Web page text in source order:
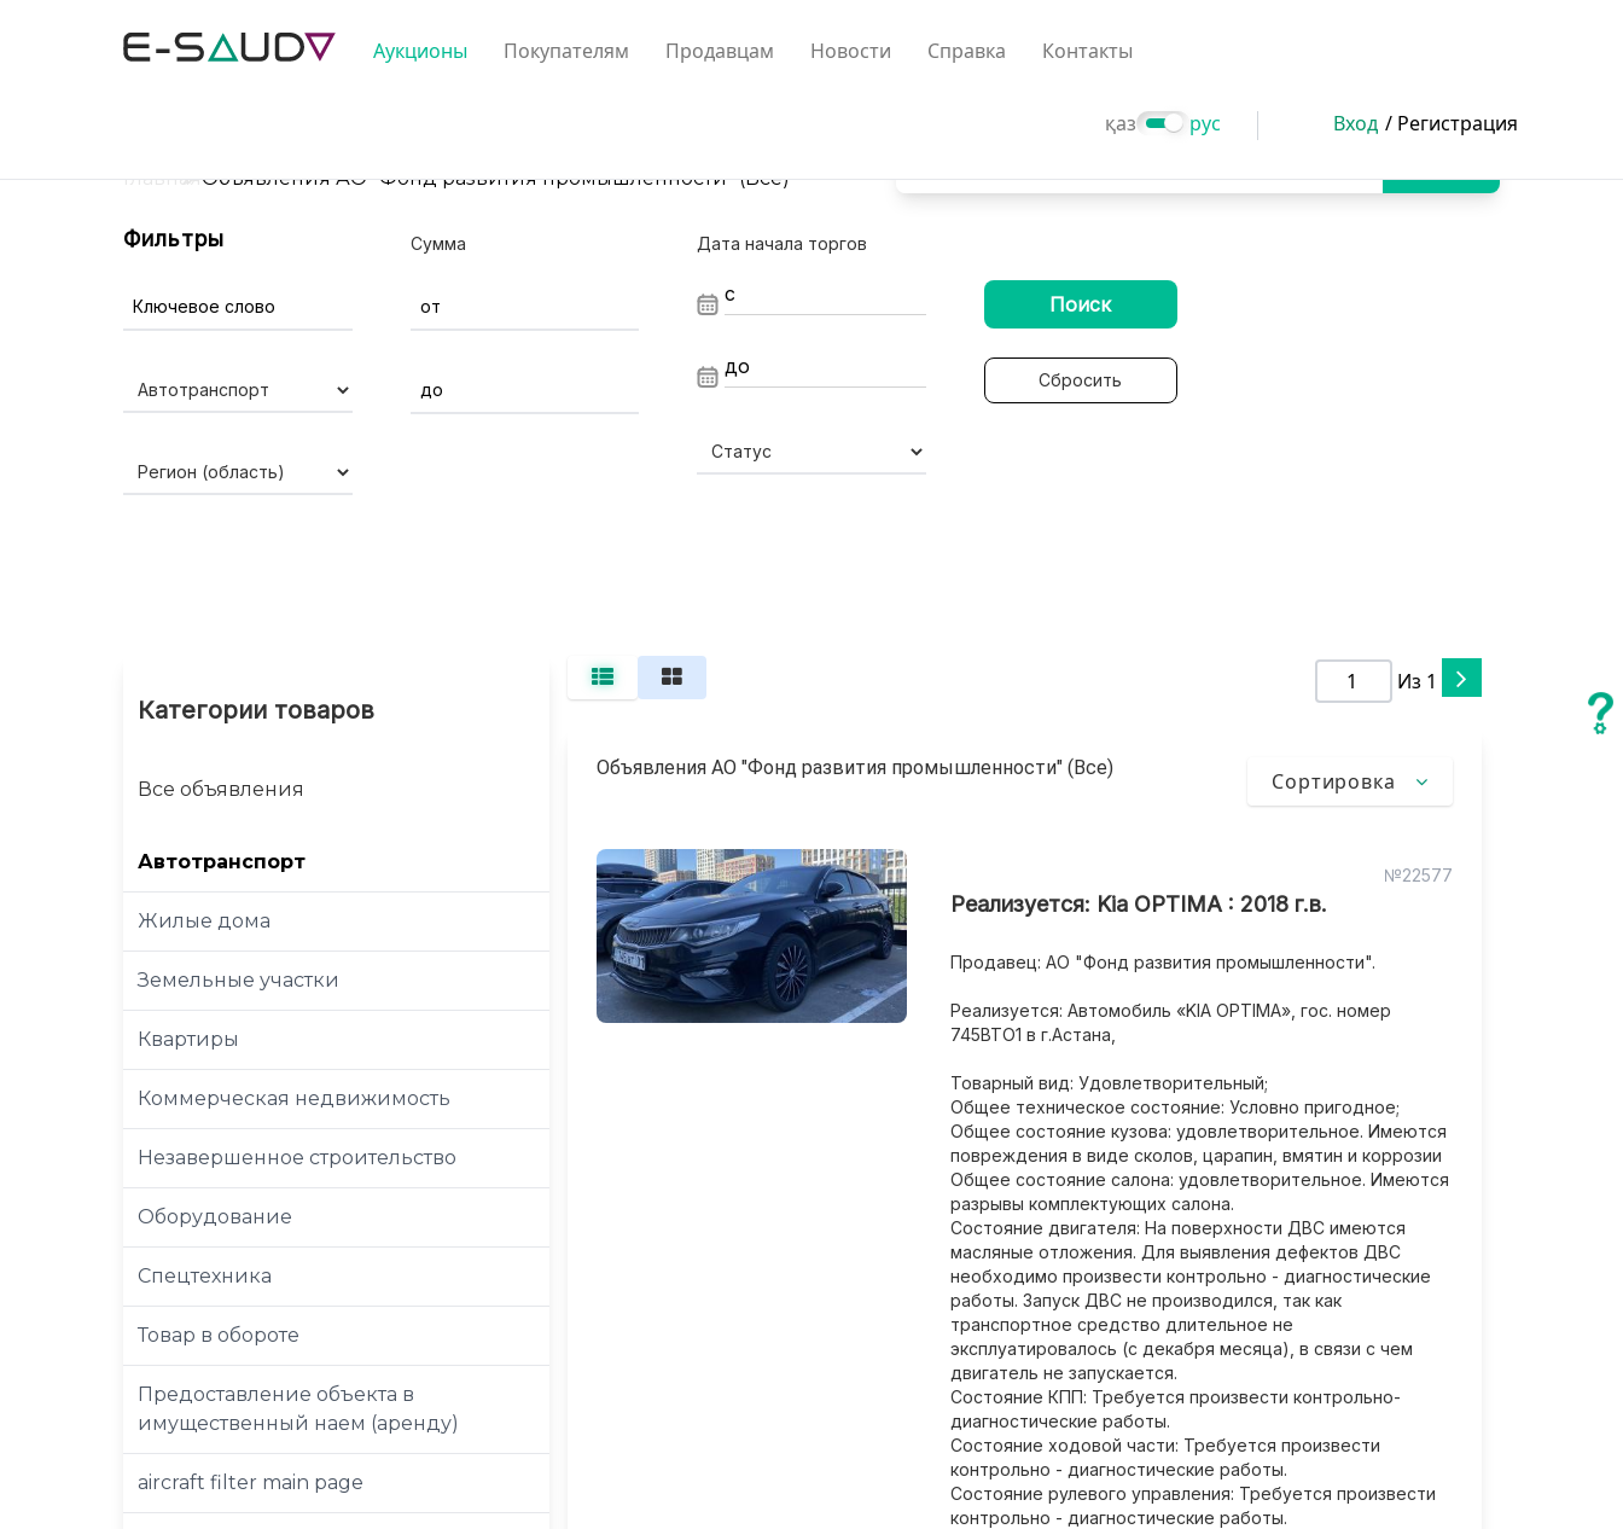
Аукционы Покупателям Продавцам Новости Справка Контакты
қаз рус Вход / Регистрация
ГлавнаяОбъявления АО "Фонд развития промышленности" (Все)
Фильтры Сумма Дата начала торгов
Поиск
Сбросить
Категории товаров
Все объявления
Автотранспорт
Жилые дома
Земельные участки
Квартиры
Коммерческая недвижимость
Незавершенное строительство
Оборудование
Спецтехника
Товар в обороте
Предоставление объекта в
имущественный наем (аренду)
aircraft filter main page
Из 1
Объявления АО "Фонд развития промышленности" (Все)
Сортировка
№22577
Реализуется: Kia OPTIMA : 2018 г.в.
Продавец: АО "Фонд развития промышленности".
Реализуется: Автомобиль «KIA OPTIMA», гос. номер
745BTO1 в г.Астана,
Товарный вид: Удовлетворительный;
Общее техническое состояние: Условно пригодное;
Общее состояние кузова: удовлетворительное. Имеются
повреждения в виде сколов, царапин, вмятин и коррозии
Общее состояние салона: удовлетворительное. Имеются
разрывы комплектующих салона.
Состояние двигателя: На поверхности ДВС имеются
масляные отложения. Для выявления дефектов ДВС
необходимо произвести контрольно - диагностические
работы. Запуск ДВС не производился, так как
транспортное средство длительное не
эксплуатировалось (с декабря месяца), в связи с чем
двигатель не запускается.
Состояние КПП: Требуется произвести контрольно-
диагностические работы.
Состояние ходовой части: Требуется произвести
контрольно - диагностические работы.
Состояние рулевого управления: Требуется произвести
контрольно - диагностические работы.